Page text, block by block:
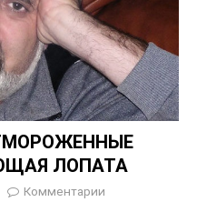
ЛОПАТА
Комментарии